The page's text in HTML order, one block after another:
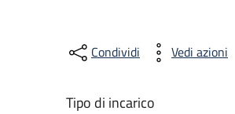
Condividi Vedi azioni
Tipo di incarico